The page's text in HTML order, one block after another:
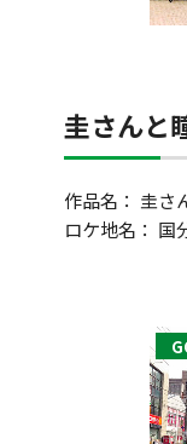
圭さんと
作品名： 圭さ
ロケ地名： 国